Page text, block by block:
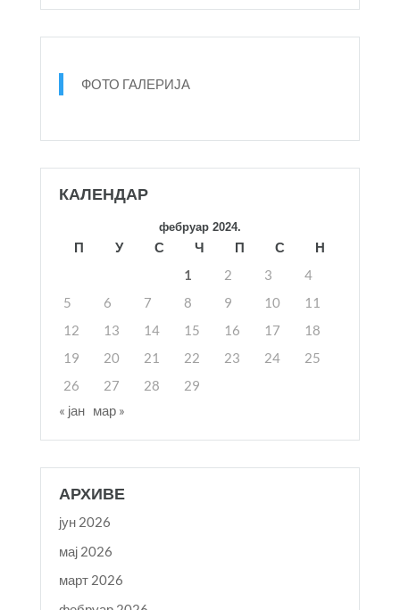
ФОТО ГАЛЕРИЈА
КАЛЕНДАР
фебруар 2024.
П У С Ч П С
Н
1
2 3
4
5
6 7 8 9 10
11
12
13 14 15 16 17
18
19
20 21 22 23 24
25
26
27 28
29
« јан мар »
АРХИВЕ
јун 2026
мај 2026
март 2026